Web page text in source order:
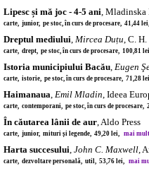
Lipesc și mă joc - 4-5 ani, Mladinska
carte, junior, pe stoc, în curs de procesare, 41,44
Dreptul mediului, Mircea Duțu, C.
carte, drept, pe stoc, în curs de procesare, 100,81
Istoria municipiului Bacău, Eugen
carte, istorie, pe stoc, în curs de procesare, 71,28
Haimanaua, Emil Mladin, Ideea
carte, contemporani, pe stoc, în curs de
În căutarea lânii de aur, Aldo Press
carte, junior, mituri și legende, 49,20 lei, mai
Harta succesului, John C. Maxwell,
carte, dezvoltare personală, util, 53,76 lei, mai